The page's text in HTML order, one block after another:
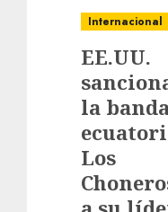
Internacional
EE.UU.
la
Los
de San
será
CASF